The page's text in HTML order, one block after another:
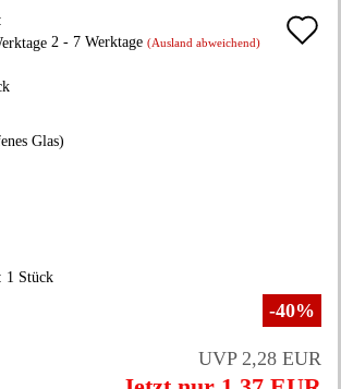
2 - 7 Werktage (Ausland abweichend)
Glas)
1 Stück
-40%
UVP 2,28 EUR